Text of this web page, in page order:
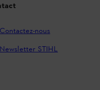
Contactez-nous
Newsletter STIHL